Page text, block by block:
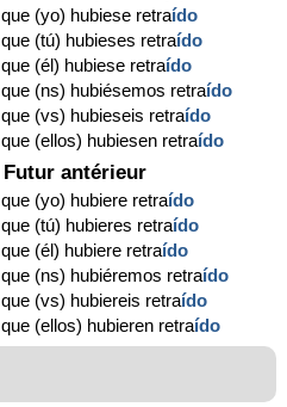
que (yo) hubiese retraído
que (tú) hubieses retraído
que (él) hubiese retraído
que (ns) hubiésemos retraído
que (vs) hubieseis retraído
que (ellos) hubiesen retraído
Futur antérieur
que (yo) hubiere retraído
que (tú) hubieres retraído
que (él) hubiere retraído
que (ns) hubiéremos retraído
que (vs) hubiereis retraído
que (ellos) hubieren retraído